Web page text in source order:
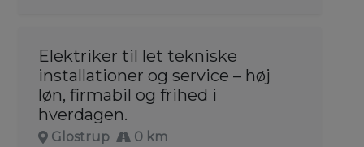
Elektriker til let tekniske
installationer og service – høj
løn, firmabil og frihed i
hverdagen.
Glostrup
0 km